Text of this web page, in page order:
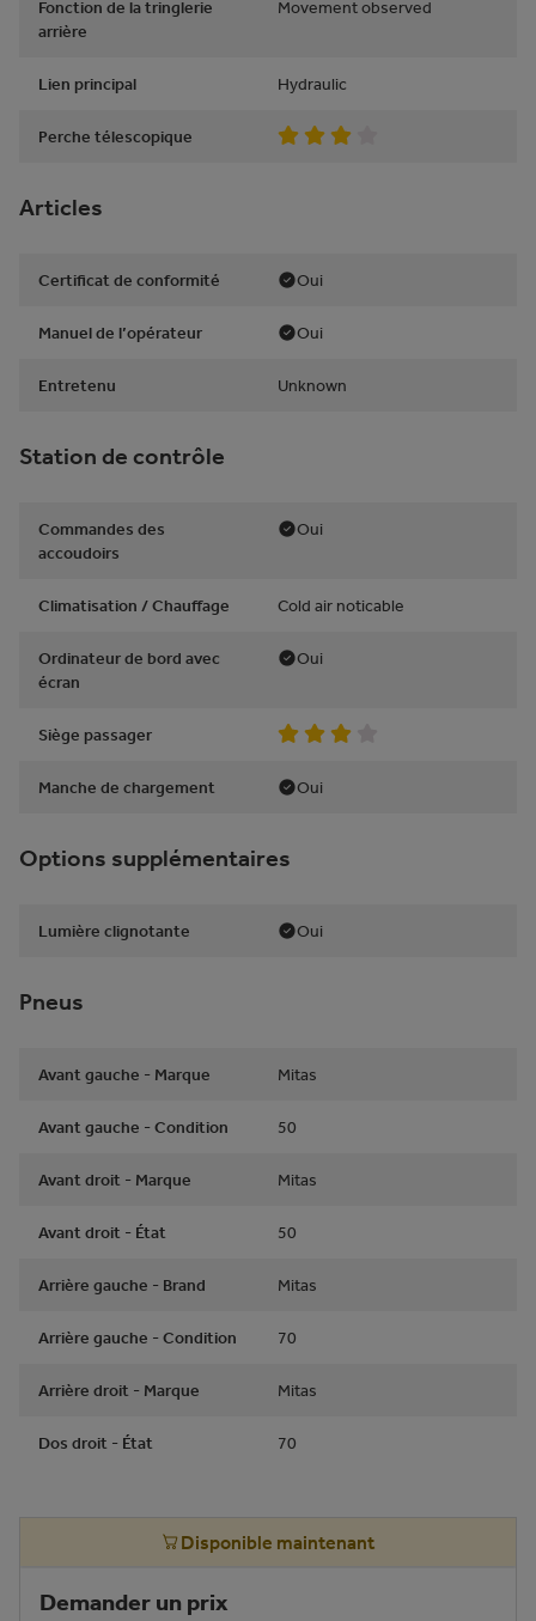
Fonction de la tringlerie
arrière
Movement observed
Lien principal Hydraulic
Perche télescopique
Articles
Certificat de conformité Oui
Manuel de l’opérateur Oui
Entretenu Unknown
Station de contrôle
Commandes des
accoudoirs
Oui
Climatisation / Chauffage Cold air noticable
Ordinateur de bord avec
écran
Oui
Siège passager
Manche de chargement Oui
Options supplémentaires
Lumière clignotante Oui
Pneus
Avant gauche - Marque Mitas
Avant gauche - Condition 50
Avant droit - Marque Mitas
Avant droit - État 50
Arrière gauche - Brand Mitas
Arrière gauche - Condition 70
Arrière droit - Marque Mitas
Dos droit - État 70
Disponible maintenant
Demander un prix